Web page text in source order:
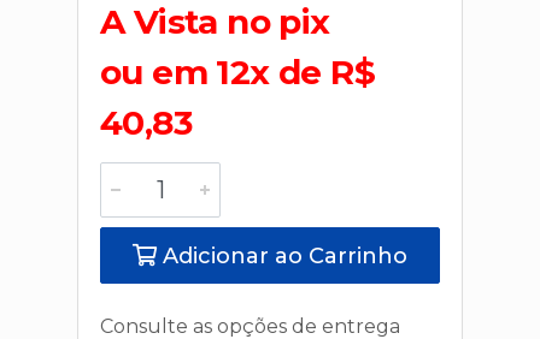
A Vista no pix
ou em 12x de R$
40,83
Adicionar ao Carrinho
Consulte as opções de entrega